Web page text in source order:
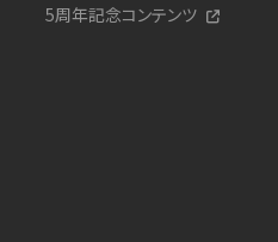
5周年記念コンテンツ